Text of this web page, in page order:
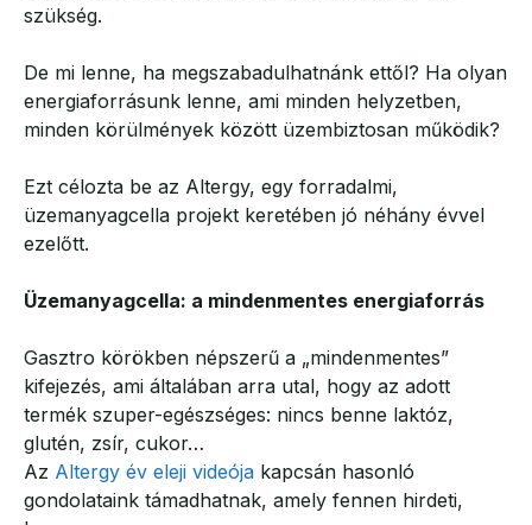
szükség.
De mi lenne, ha megszabadulhatnánk ettől? Ha olyan
energiaforrásunk lenne, ami minden helyzetben,
minden körülmények között üzembiztosan működik?
Ezt célozta be az Altergy, egy forradalmi,
üzemanyagcella projekt keretében jó néhány évvel
ezelőtt.
Üzemanyagcella: a mindenmentes energiaforrás
Gasztro körökben népszerű a „mindenmentes”
kifejezés, ami általában arra utal, hogy az adott
termék szuper-egészséges: nincs benne laktóz,
glutén, zsír, cukor…
Az Altergy év eleji videója kapcsán hasonló
gondolataink támadhatnak, amely fennen hirdeti,